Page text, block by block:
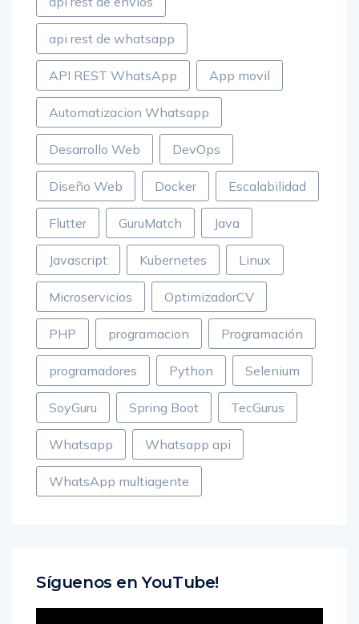
api rest de envios
api rest de whatsapp
API REST WhatsApp App movil
Automatizacion Whatsapp
Desarrollo Web DevOps
Diseño Web Docker Escalabilidad
Flutter GuruMatch Java
Javascript Kubernetes Linux
Microservicios OptimizadorCV
PHP programacion Programación
programadores Python Selenium
SoyGuru Spring Boot TecGurus
Whatsapp Whatsapp api
WhatsApp multiagente